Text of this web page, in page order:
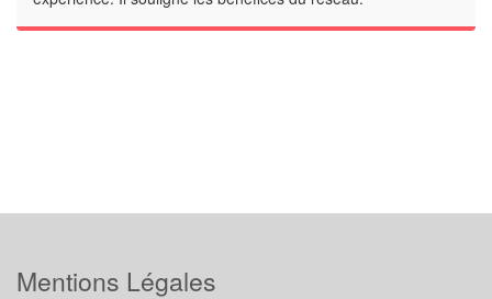
Mentions Légales